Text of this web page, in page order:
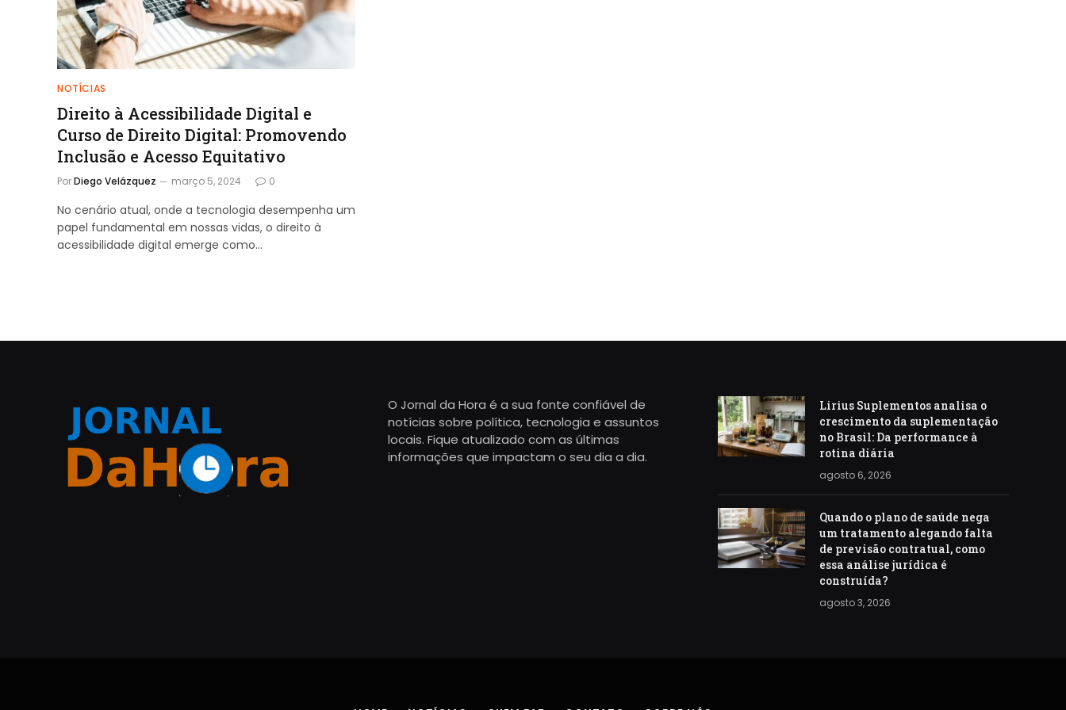
NOTÍCIAS
Direito à Acessibilidade Digital e
Curso de Direito Digital: Promovendo
Inclusão e Acesso Equitativo
PorDiego Velázquez março 5, 2024 0
No cenário atual, onde a tecnologia desempenha um
papel fundamental em nossas vidas, o direito à
acessibilidade digital emerge como…
O Jornal da Hora é a sua fonte confiável de
notícias sobre política, tecnologia e assuntos
locais. Fique atualizado com as últimas
informações que impactam o seu dia a dia.
Lirius Suplementos analisa o
crescimento da suplementação
no Brasil: Da performance à
rotina diária
agosto 6, 2026
Quando o plano de saúde nega
um tratamento alegando falta
de previsão contratual, como
essa análise jurídica é
construída?
agosto 3, 2026